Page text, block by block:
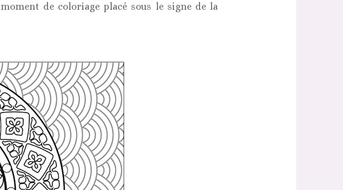
de coloriage placé sous le signe de la